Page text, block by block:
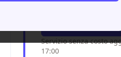
Servizio senza costo
17:00